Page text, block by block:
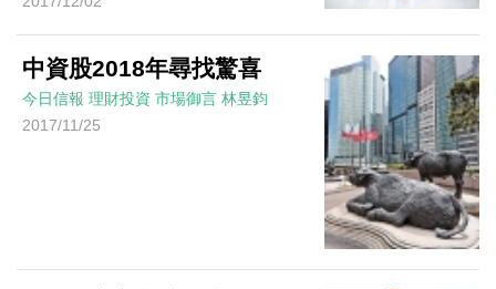
中資股2018年尋找驚喜
今日信報 理財投資 市場御言 林昱鈞
2017/11/25